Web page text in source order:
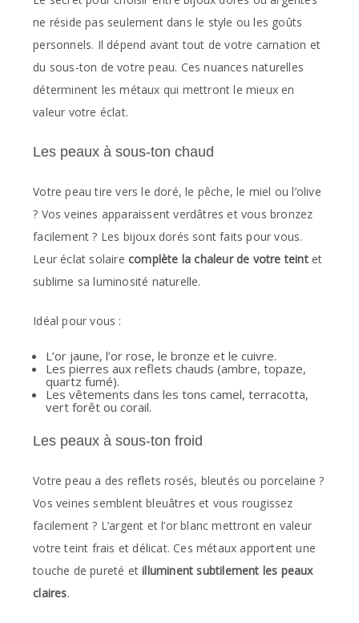
ne réside pas seulement dans le style ou les goûts
personnels. Il dépend avant tout de votre carnation et
du sous-ton de votre peau. Ces nuances naturelles
déterminent les métaux qui mettront le mieux en
valeur votre éclat.
Les peaux à sous-ton chaud
Votre peau tire vers le doré, le pêche, le miel ou l’olive
? Vos veines apparaissent verdâtres et vous bronzez
facilement ? Les bijoux dorés sont faits pour vous.
Leur éclat solaire complète la chaleur de votre teintet
sublime sa luminosité naturelle.
Idéal pour vous :
L’or jaune, l’or rose, le bronze et le cuivre.
Les pierres aux reflets chauds (ambre, topaze,
quartz fumé).
Les vêtements dans les tons camel, terracotta,
vert forêt ou corail.
Les peaux à sous-ton froid
Votre peau a des reflets rosés, bleutés ou porcelaine ?
Vos veines semblent bleuâtres et vous rougissez
facilement ? L’argent et l’or blanc mettront en valeur
votre teint frais et délicat. Ces métaux apportent une
touche de pureté etilluminent subtilement les peaux
claires.